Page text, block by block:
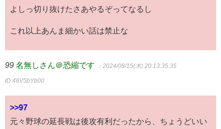
よしっ切り抜けたさあやるぞってなるし
これ以上あんま細かい話は禁止な
99 名無しさん＠恐縮です ：2024/08/15(木) 20:13:35.35
ID:46V5bYb00
>>97
元々野球の延長戦は後攻有利だったから、ちょうどいい